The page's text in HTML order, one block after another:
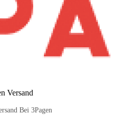
Versand
Bei 3Pagen